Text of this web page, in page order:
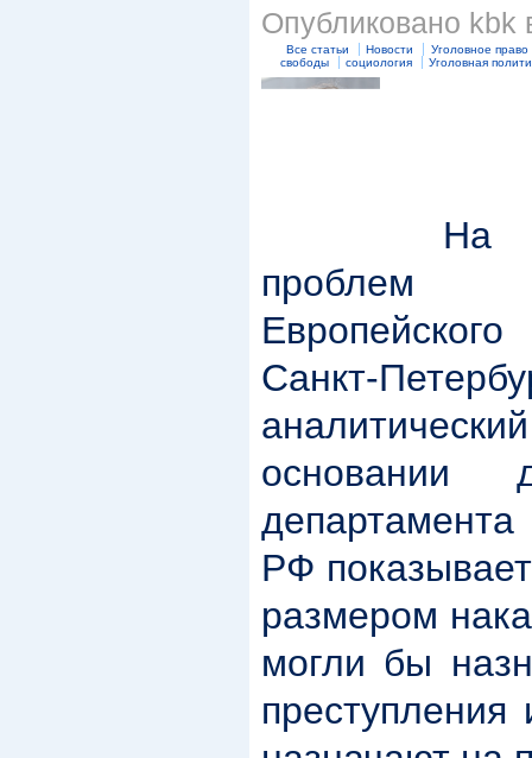
Опубликовано kbk
Все статьи Новости
Уголовное право
свободы
социология Уголовная
На
проблем
Санкт-
основании
РФ
размером
могли бы